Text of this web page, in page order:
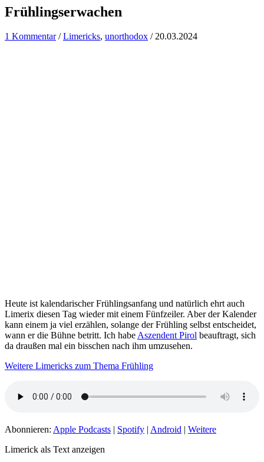
Frühlingserwachen
1 Kommentar /Limericks, unorthodox /20.03.2024
Heute ist kalendarischer Frühlingsanfang und natürlich ehrt auch
Limerix diesen Tag wieder mit einem Fünfzeiler. Aber der Kalender
kann einem ja viel erzählen, solange der Frühling selbst entscheidet,
wann er die Bühne betritt. Ich habeAszendent Pirol beauftragt, sich
da draußen mal ein bisschen nach ihm umzusehen.
Weitere Limericks zum Thema Frühling
Abonnieren: Apple Podcasts | Spotify | Android | Weitere
Limerick als Text anzeigen